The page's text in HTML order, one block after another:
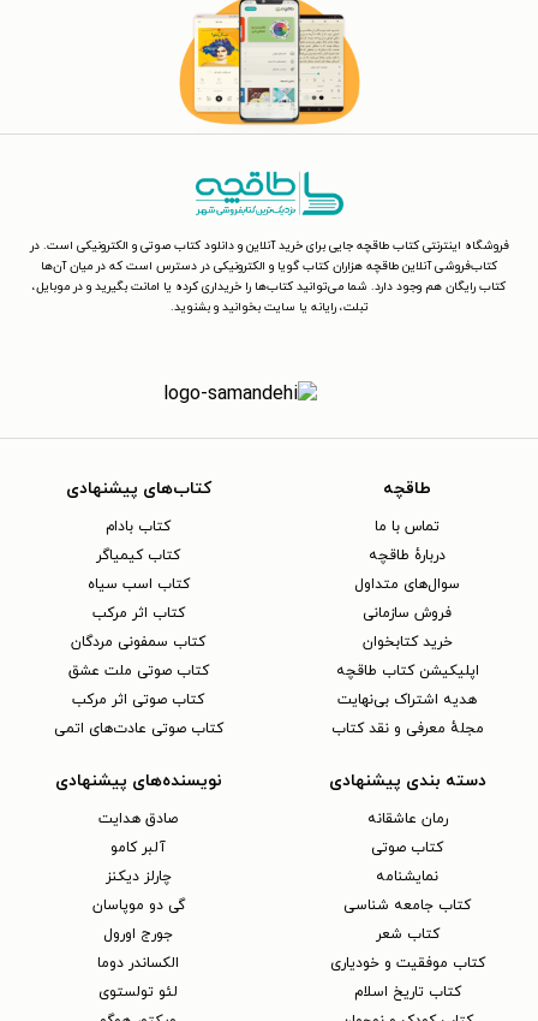
فروشگاه اینترنتی کتاب طاقچه جایی برای خرید آنلاین و دانلود کتاب صوتی و الکترونیکی است. در
کتاب‌فروشی آنلاین طاقچه هزاران کتاب گویا و الکترونیکی در دسترس است که در میان آن‌ها
کتاب رایگان هم وجود دارد. شما می‌توانید کتاب‌ها را خریداری کرده یا امانت بگیرید و در موبایل،
تبلت، رایانه یا سایت بخوانید و بشنوید.
طاقچه
تماس با ما
دربارهٔ طاقچه
سوال‌های متداول
فروش سازمانی
خرید کتابخوان
اپلیکیشن کتاب طاقچه
هدیه اشتراک بی‌نهایت
مجلهٔ معرفی و نقد کتاب
کتاب‌های پیشنهادی
کتاب بادام
کتاب کیمیاگر
کتاب اسب سیاه
کتاب اثر مرکب
کتاب سمفونی مردگان
کتاب صوتی ملت عشق
کتاب صوتی اثر مرکب
کتاب صوتی عادت‌های اتمی
دسته بندی پیشنهادی
رمان عاشقانه
کتاب‌ صوتی
نمایشنامه
کتاب جامعه شناسی
کتاب شعر
کتاب موفقیت و خودیاری
کتاب تاریخ اسلام
نویسنده‌های پیشنهادی
صادق هدایت
آلبر کامو
چارلز دیکنز
گی دو موپاسان
جورج اورول
الکساندر دوما
لئو تولستوی